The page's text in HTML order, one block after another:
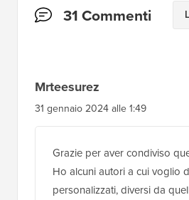
Interazioni
31 Commenti
Mrteesurez
31 gennaio 2024 alle 1:49
Grazie per aver condiviso
Ho alcuni autori a cui voglio
personalizzati, diversi da